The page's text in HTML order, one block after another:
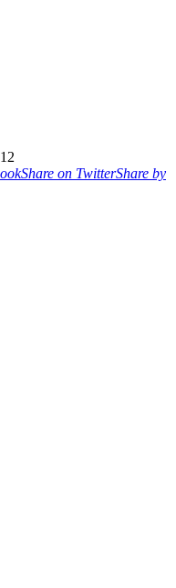
Share on TwitterShare by